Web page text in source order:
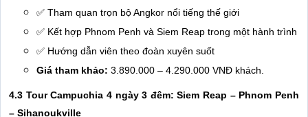
✅ Tham quan trọn bộ Angkor nổi tiếng thế giới
✅ Kết hợp Phnom Penh và Siem Reap trong một hành trình
✅ Hướng dẫn viên theo đoàn xuyên suốt
Giá tham khảo: 3.890.000 – 4.290.000 VNĐ khách.
4.3 Tour Campuchia 4 ngày 3 đêm: Siem Reap – Phnom Penh
– Sihanoukville